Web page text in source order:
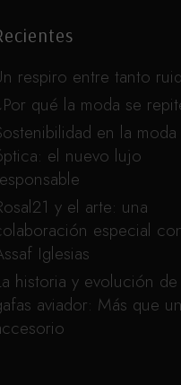
respiro entre tanto
qué la moda se
en la moda
el nuevo lujo
y el arte: una
especial
Iglesias
historia y evolución
aviador: Más que